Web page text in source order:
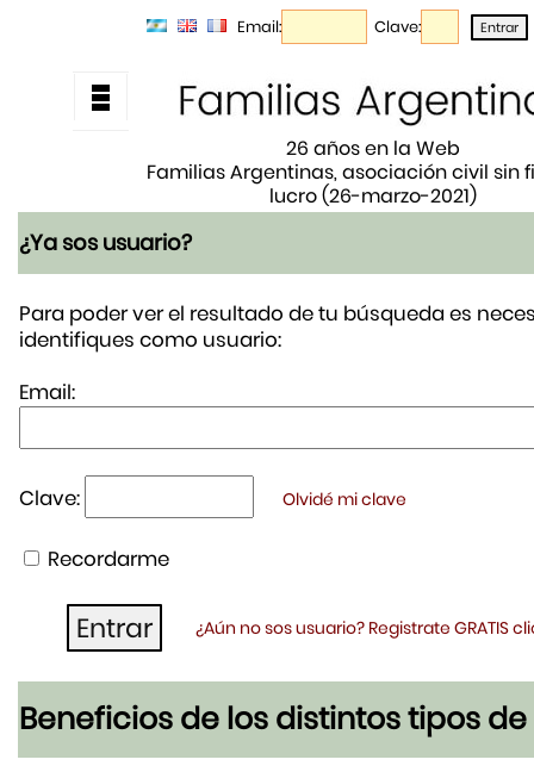
Email: Clave:
26 años en la Web
Familias Argentinas, asociación civil sin
lucro (26-marzo-2021)
¿Ya sos usuario?
Para poder ver el resultado de tu búsqueda es
identifiques como usuario:
Email:
Clave: Olvidé mi clave
Recordarme
¿Aún no sos usuario? Registrate GRATIS
Beneficios de los distintos tipos de